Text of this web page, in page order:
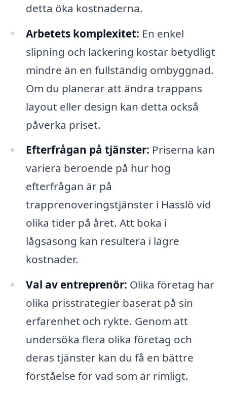
detta öka kostnaderna.
Arbetets komplexitet: En enkel
slipning och lackering kostar betydligt
mindre än en fullständig ombyggnad.
Om du planerar att ändra trappans
layout eller design kan detta också
påverka priset.
Efterfrågan på tjänster: Priserna kan
variera beroende på hur hög
efterfrågan är på
trapprenoveringstjänster i Hasslö vid
olika tider på året. Att boka i
lågsäsong kan resultera i lägre
kostnader.
Val av entreprenör: Olika företag har
olika prisstrategier baserat på sin
erfarenhet och rykte. Genom att
undersöka flera olika företag och
deras tjänster kan du få en bättre
förståelse för vad som är rimligt.